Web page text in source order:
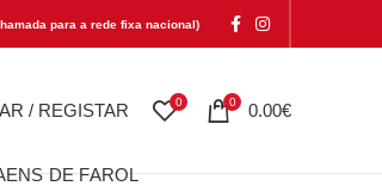
para a rede fixa nacional)
/ REGISTAR 0 0 0.00€
DE FAROL